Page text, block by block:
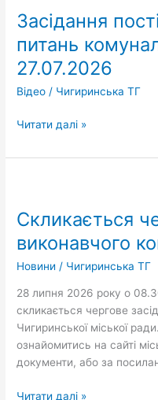
Засідання
питань
27.07.2026
Відео / Чигиринська ТГ
Засідання
постійної
комісії
з
питань
власності
27.07.2026
Читати далі »
Скликається
виконавчого
Новини / Чигиринська ТГ
28 липня 2026 року о
скликається чергове
Чигиринської міської
ознайомитись на сайті
документи, або за
засідання
комітету
Читати далі »